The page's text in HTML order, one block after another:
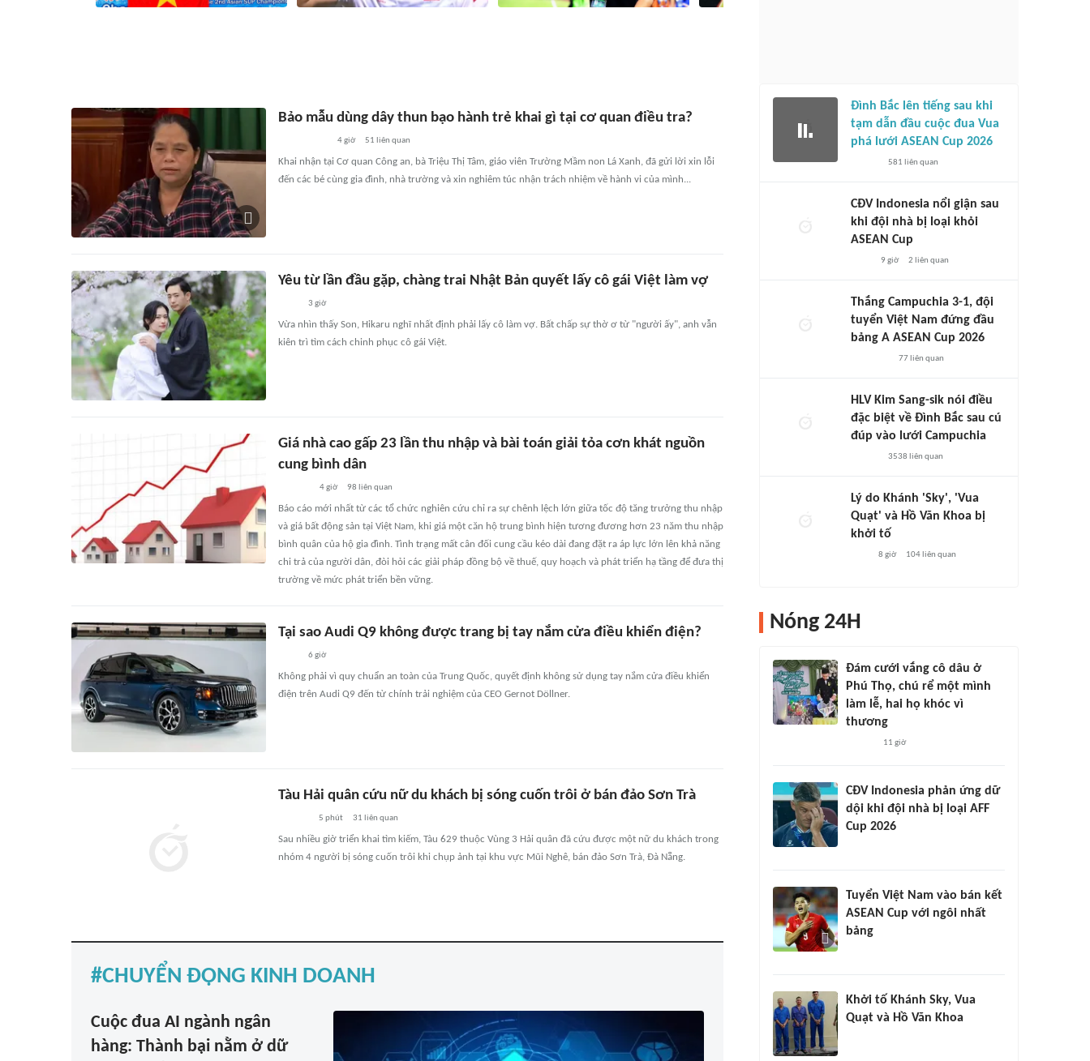
Bảo mẫu dùng dây thun bạo hành trẻ khai gì tại cơ quan điều tra?
4 giờ 51 liên quan
Khai nhận tại Cơ quan Công an, bà Triệu Thị Tâm, giáo viên Trường Mầm non Lá Xanh, đã gửi lời xin lỗi
đến các bé cùng gia đình, nhà trường và xin nghiêm túc nhận trách nhiệm về hành vi của mình...
Yêu từ lần đầu gặp, chàng trai Nhật Bản quyết lấy cô gái Việt làm vợ
3 giờ
Vừa nhìn thấy Son, Hikaru nghĩ nhất định phải lấy cô làm vợ. Bất chấp sự thờ ơ từ "người ấy", anh vẫn
kiên trì tìm cách chinh phục cô gái Việt.
Giá nhà cao gấp 23 lần thu nhập và bài toán giải tỏa cơn khát nguồn
cung bình dân
4 giờ 98 liên quan
Báo cáo mới nhất từ các tổ chức nghiên cứu chỉ ra sự chênh lệch lớn giữa tốc độ tăng trưởng thu nhập
và giá bất động sản tại Việt Nam, khi giá một căn hộ trung bình hiện tương đương hơn 23 năm thu nhập
bình quân của hộ gia đình. Tình trạng mất cân đối cung cầu kéo dài đang đặt ra áp lực lớn lên khả năng
chi trả của người dân, đòi hỏi các giải pháp đồng bộ về thuế, quy hoạch và phát triển hạ tầng để đưa thị
trường về mức phát triển bền vững.
Tại sao Audi Q9 không được trang bị tay nắm cửa điều khiển điện?
6 giờ
Không phải vì quy chuẩn an toàn của Trung Quốc, quyết định không sử dụng tay nắm cửa điều khiển
điện trên Audi Q9 đến từ chính trải nghiệm của CEO Gernot Döllner.
Tàu Hải quân cứu nữ du khách bị sóng cuốn trôi ở bán đảo Sơn Trà
5 phút 31 liên quan
Sau nhiều giờ triển khai tìm kiếm, Tàu 629 thuộc Vùng 3 Hải quân đã cứu được một nữ du khách trong
nhóm 4 người bị sóng cuốn trôi khi chụp ảnh tại khu vực Mũi Nghê, bán đảo Sơn Trà, Đà Nẵng.
CHUYỂN ĐỘNG KINH DOANH
Cuộc đua AI ngành ngân
hàng: Thành bại nằm ở dữ
Đình Bắc lên tiếng sau khi
tạm dẫn đầu cuộc đua Vua
phá lưới ASEAN Cup 2026
581 liên quan
CĐV Indonesia nổi giận sau
khi đội nhà bị loại khỏi
ASEAN Cup
9 giờ 2 liên quan
Thắng Campuchia 3-1, đội
tuyển Việt Nam đứng đầu
bảng A ASEAN Cup 2026
77liên quan
HLV Kim Sang-sik nói điều
đặc biệt về Đình Bắc sau cú
đúp vào lưới Campuchia
3538 liên quan
Lý do Khánh 'Sky', 'Vua
Quạt' và Hồ Văn Khoa bị
khởi tố
8 giờ 104liên quan
Nóng 24H
Đám cưới vắng cô dâu ở
Phú Thọ, chú rể một mình
làm lễ, hai họ khóc vì
thương
11 giờ
CĐV Indonesia phản ứng dữ
dội khi đội nhà bị loại AFF
Cup 2026
Tuyển Việt Nam vào bán kết
ASEAN Cup với ngôi nhất
bảng
Khởi tố Khánh Sky, Vua
Quạt và Hồ Văn Khoa